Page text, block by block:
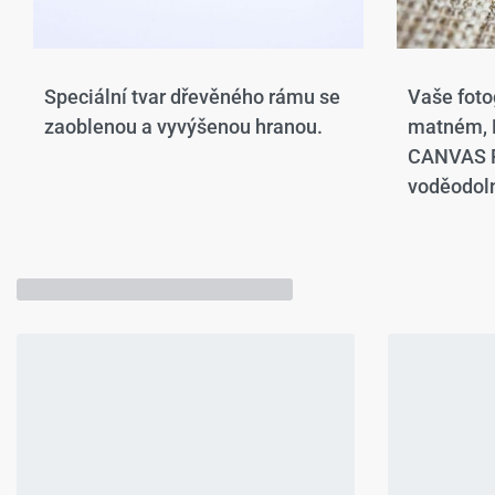
Speciální tvar dřevěného rámu se
zaoblenou a vyvýšenou hranou.​
Vaše
matném,
CANVAS